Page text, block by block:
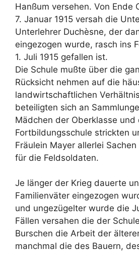
Hanßum versehen. Von Ende
7. Januar 1915 versah die
Unterlehrer Duchèsne, der
eingezogen wurde, rasch ins
1. Juli 1915 gefallen ist.
Die Schule mußte über die
Rücksicht nehmen auf die
landwirtschaftlichen
beteiligten sich an
Mädchen der Oberklasse
Fortbildungsschule strickten
Fräulein Mayer allerlei
für die Feldsoldaten.
Je länger der Krieg dauerte
Familienväter eingezogen
und ungezügelter wurde die
Fällen versahen die der
Burschen die Arbeit der
manchmal die des Bauern,